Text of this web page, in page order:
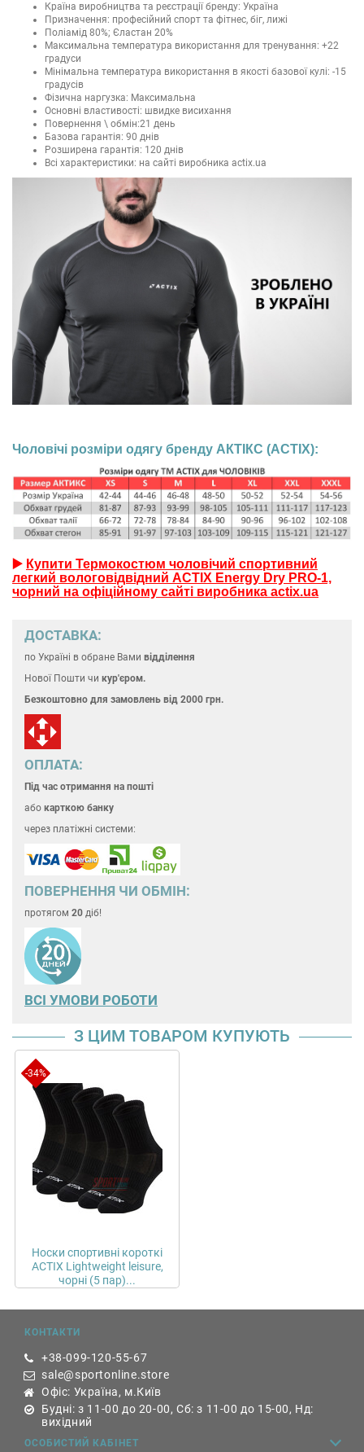
Країна виробництва та реєстрації бренду: Україна
Призначення: професійний спорт та фітнес, біг, лижі
Поліамід 80%; Єластан 20%
Максимальна температура використання для тренування: +22
градуси
Мінімальна температура використання в якості базової кулі: -15
градусів
Фізична наргузка: Максимальна
Основні властивості: швидке висихання
Повернення \ обмін:21 день
Базова гарантія: 90 днів
Розширена гарантія: 120 днів
Всі характеристики: на сайті виробника actix.ua
Чоловічі розміри одягу бренду АКТІКС (ACTIX):
▶️ Купити Термокостюм чоловічий спортивний
легкий вологовідвідний ACTIX Energy Dry PRO-1,
чорний на офіційному сайті виробника actix.ua
ДОСТАВКА:
по Україні в обране Вами відділення
Нової Пошти чи кур'єром.
Безкоштовно для замовлень від 2000 грн.
ОПЛАТА:
Під час отримання на пошті
або карткою банку
через платіжні системи:
ПОВЕРНЕННЯ ЧИ ОБМІН:
протягом 20 діб!
ВСІ УМОВИ РОБОТИ
З ЦИМ ТОВАРОМ КУПУЮТЬ
-34%
Носки спортивні короткі
ACTIX Lightweight leisure,
чорні (5 пар)...
КОНТАКТИ
+38-099-120-55-67
sale@sportonline.store
Офіс: Україна, м.Київ
Будні: з 11-00 до 20-00, Сб: з 11-00 до 15-00, Нд:
вихідний
ОСОБИСТИЙ КАБІНЕТ